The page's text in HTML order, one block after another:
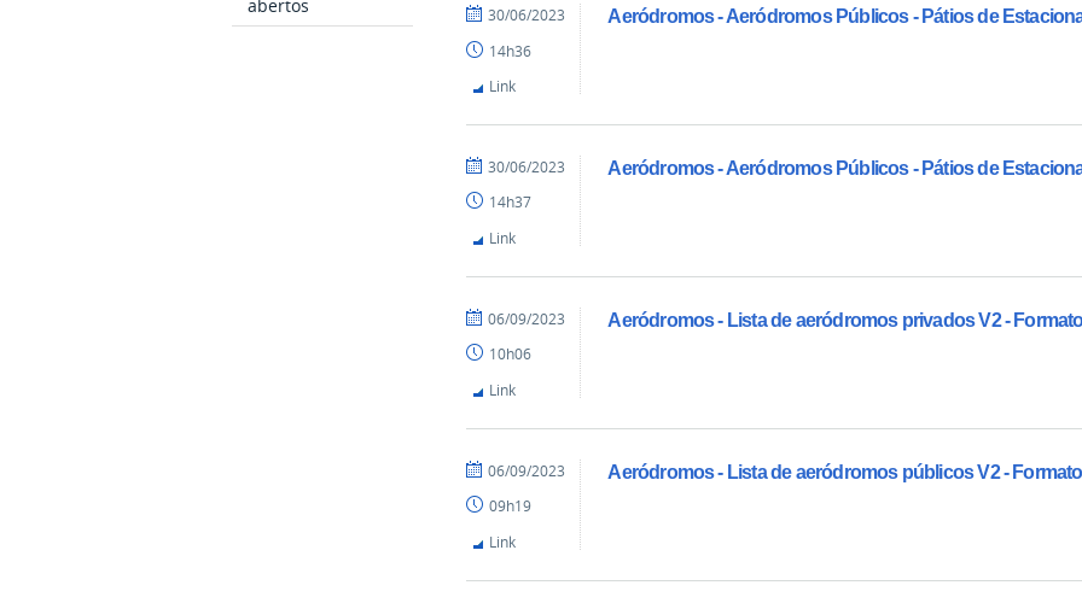
abertos
Aeródromos - Aeródromos Públicos - Pátios de
30/06/2023
14h36
Link
Aeródromos - Aeródromos Públicos - Pátios de
30/06/2023
14h37
Link
Aeródromos - Lista de aeródromos privados V2 -
06/09/2023
10h06
Link
Aeródromos - Lista de aeródromos públicos V2 -
06/09/2023
09h19
Link